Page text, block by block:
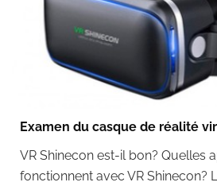
Examen du casque de réalité
VR Shinecon est-il bon? Quelles
fonctionnent avec VR Shinecon?